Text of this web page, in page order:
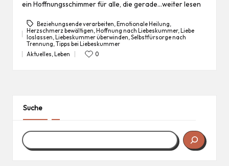
ein Hoffnungsschimmer für alle, die gerade…weiter lesen
Tags:
Beziehungsende verarbeiten, Emotionale Heilung,
Herzschmerz bewältigen, Hoffnung nach Liebeskummer, Liebe
loslassen, Liebeskummer überwinden,Selbstfürsorge nach
Trennung,Tipps bei Liebeskummer
Posted
Aktuelles ,Leben 0
Suche